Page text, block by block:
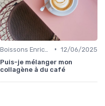
• 12/06/2025
Puis-je mélanger mon
collagène à du café